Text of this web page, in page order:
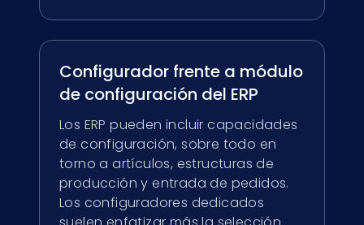
Configurador frente a módulo
de configuración del ERP
Los ERP pueden incluir capacidades
de configuración, sobre todo en
torno a artículos, estructuras de
producción y entrada de pedidos.
Los configuradores dedicados